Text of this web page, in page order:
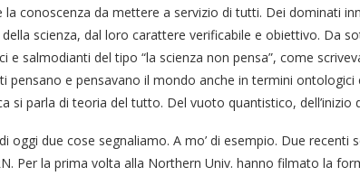
la conoscenza da mettere a servizio di tutti. Dei dominati
scienza, dal loro carattere verificabile e obiettivo. Da
e salmodianti del tipo “la scienza non pensa”, come
pensano e pensavano il mondo anche in termini
si parla di teoria del tutto. Del vuoto quantistico, dell’inizio
oggi due cose segnaliamo. A mo’ di esempio. Due recenti
Per la prima volta alla Northern Univ. hanno filmato la